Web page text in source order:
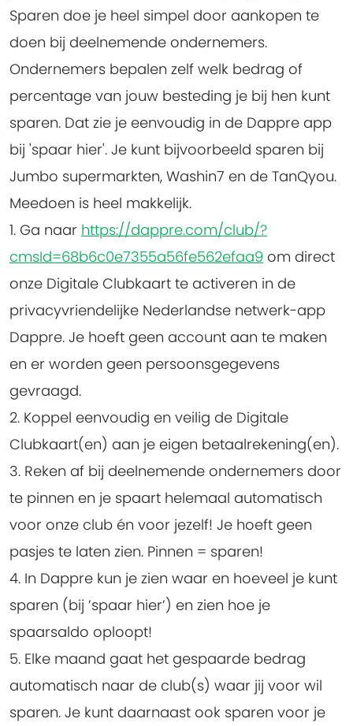
Sparen doe je heel simpel door aankopen te
doen bij deelnemende ondernemers.
Ondernemers bepalen zelf welk bedrag of
percentage van jouw besteding je bij hen kunt
sparen. Dat zie je eenvoudig in de Dappre app
bij 'spaar hier'. Je kunt bijvoorbeeld sparen bij
Jumbo supermarkten, Washin7 en de TanQyou.
Meedoen is heel makkelijk.
1. Ga naar https://dappre.com/club/?
cmsId=68b6c0e7355a56fe562efaa9 om direct
onze Digitale Clubkaart te activeren in de
privacyvriendelijke Nederlandse netwerk-app
Dappre. Je hoeft geen account aan te maken
en er worden geen persoonsgegevens
gevraagd.
2. Koppel eenvoudig en veilig de Digitale
Clubkaart(en) aan je eigen betaalrekening(en).
3. Reken af bij deelnemende ondernemers door
te pinnen en je spaart helemaal automatisch
voor onze club én voor jezelf! Je hoeft geen
pasjes te laten zien. Pinnen = sparen!
4. In Dappre kun je zien waar en hoeveel je kunt
sparen (bij ’spaar hier’) en zien hoe je
spaarsaldo oploopt!
5. Elke maand gaat het gespaarde bedrag
automatisch naar de club(s) waar jij voor wil
sparen. Je kunt daarnaast ook sparen voor je